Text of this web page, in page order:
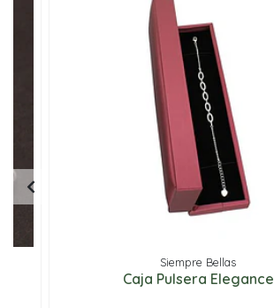
Siempre Bellas
Caja Pulsera Elegance